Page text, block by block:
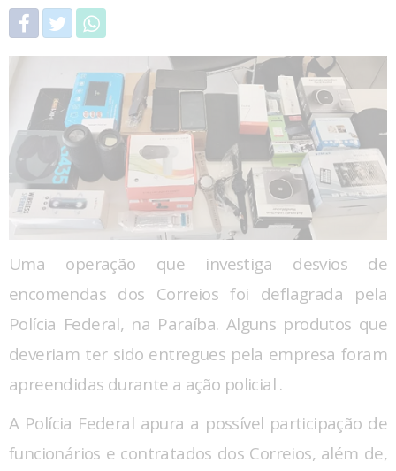
Uma operação que investiga desvios de
encomendas dos Correios foi deflagrada pela
Polícia Federal, na Paraíba. Alguns produtos que
deveriam ter sido entregues pela empresa foram
apreendidas durante a ação policial .
A Polícia Federal apura a possível participação de
funcionários e contratados dos Correios, além de,